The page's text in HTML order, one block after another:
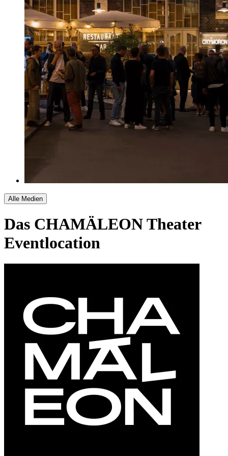
Alle Medien
Das CHAMÄLEON Theater
Eventlocation